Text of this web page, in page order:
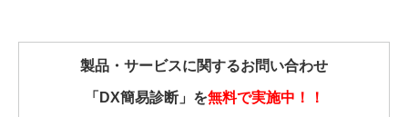
製品・サービスに関するお問い合わせ
「DX簡易診断」を無料で実施中！！